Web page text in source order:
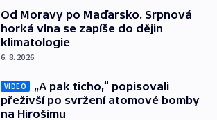
Od Moravy po Maďarsko. Srpnová
horká vlna se zapíše do dějin
klimatologie
6. 8. 2026
VIDEO
„A pak ticho,“ popisovali
přeživší po svržení atomové bomby
na Hirošimu